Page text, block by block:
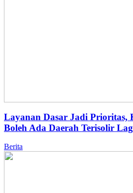
Layanan Dasar Jadi Prioritas,
Boleh Ada Daerah Terisolir
Berita